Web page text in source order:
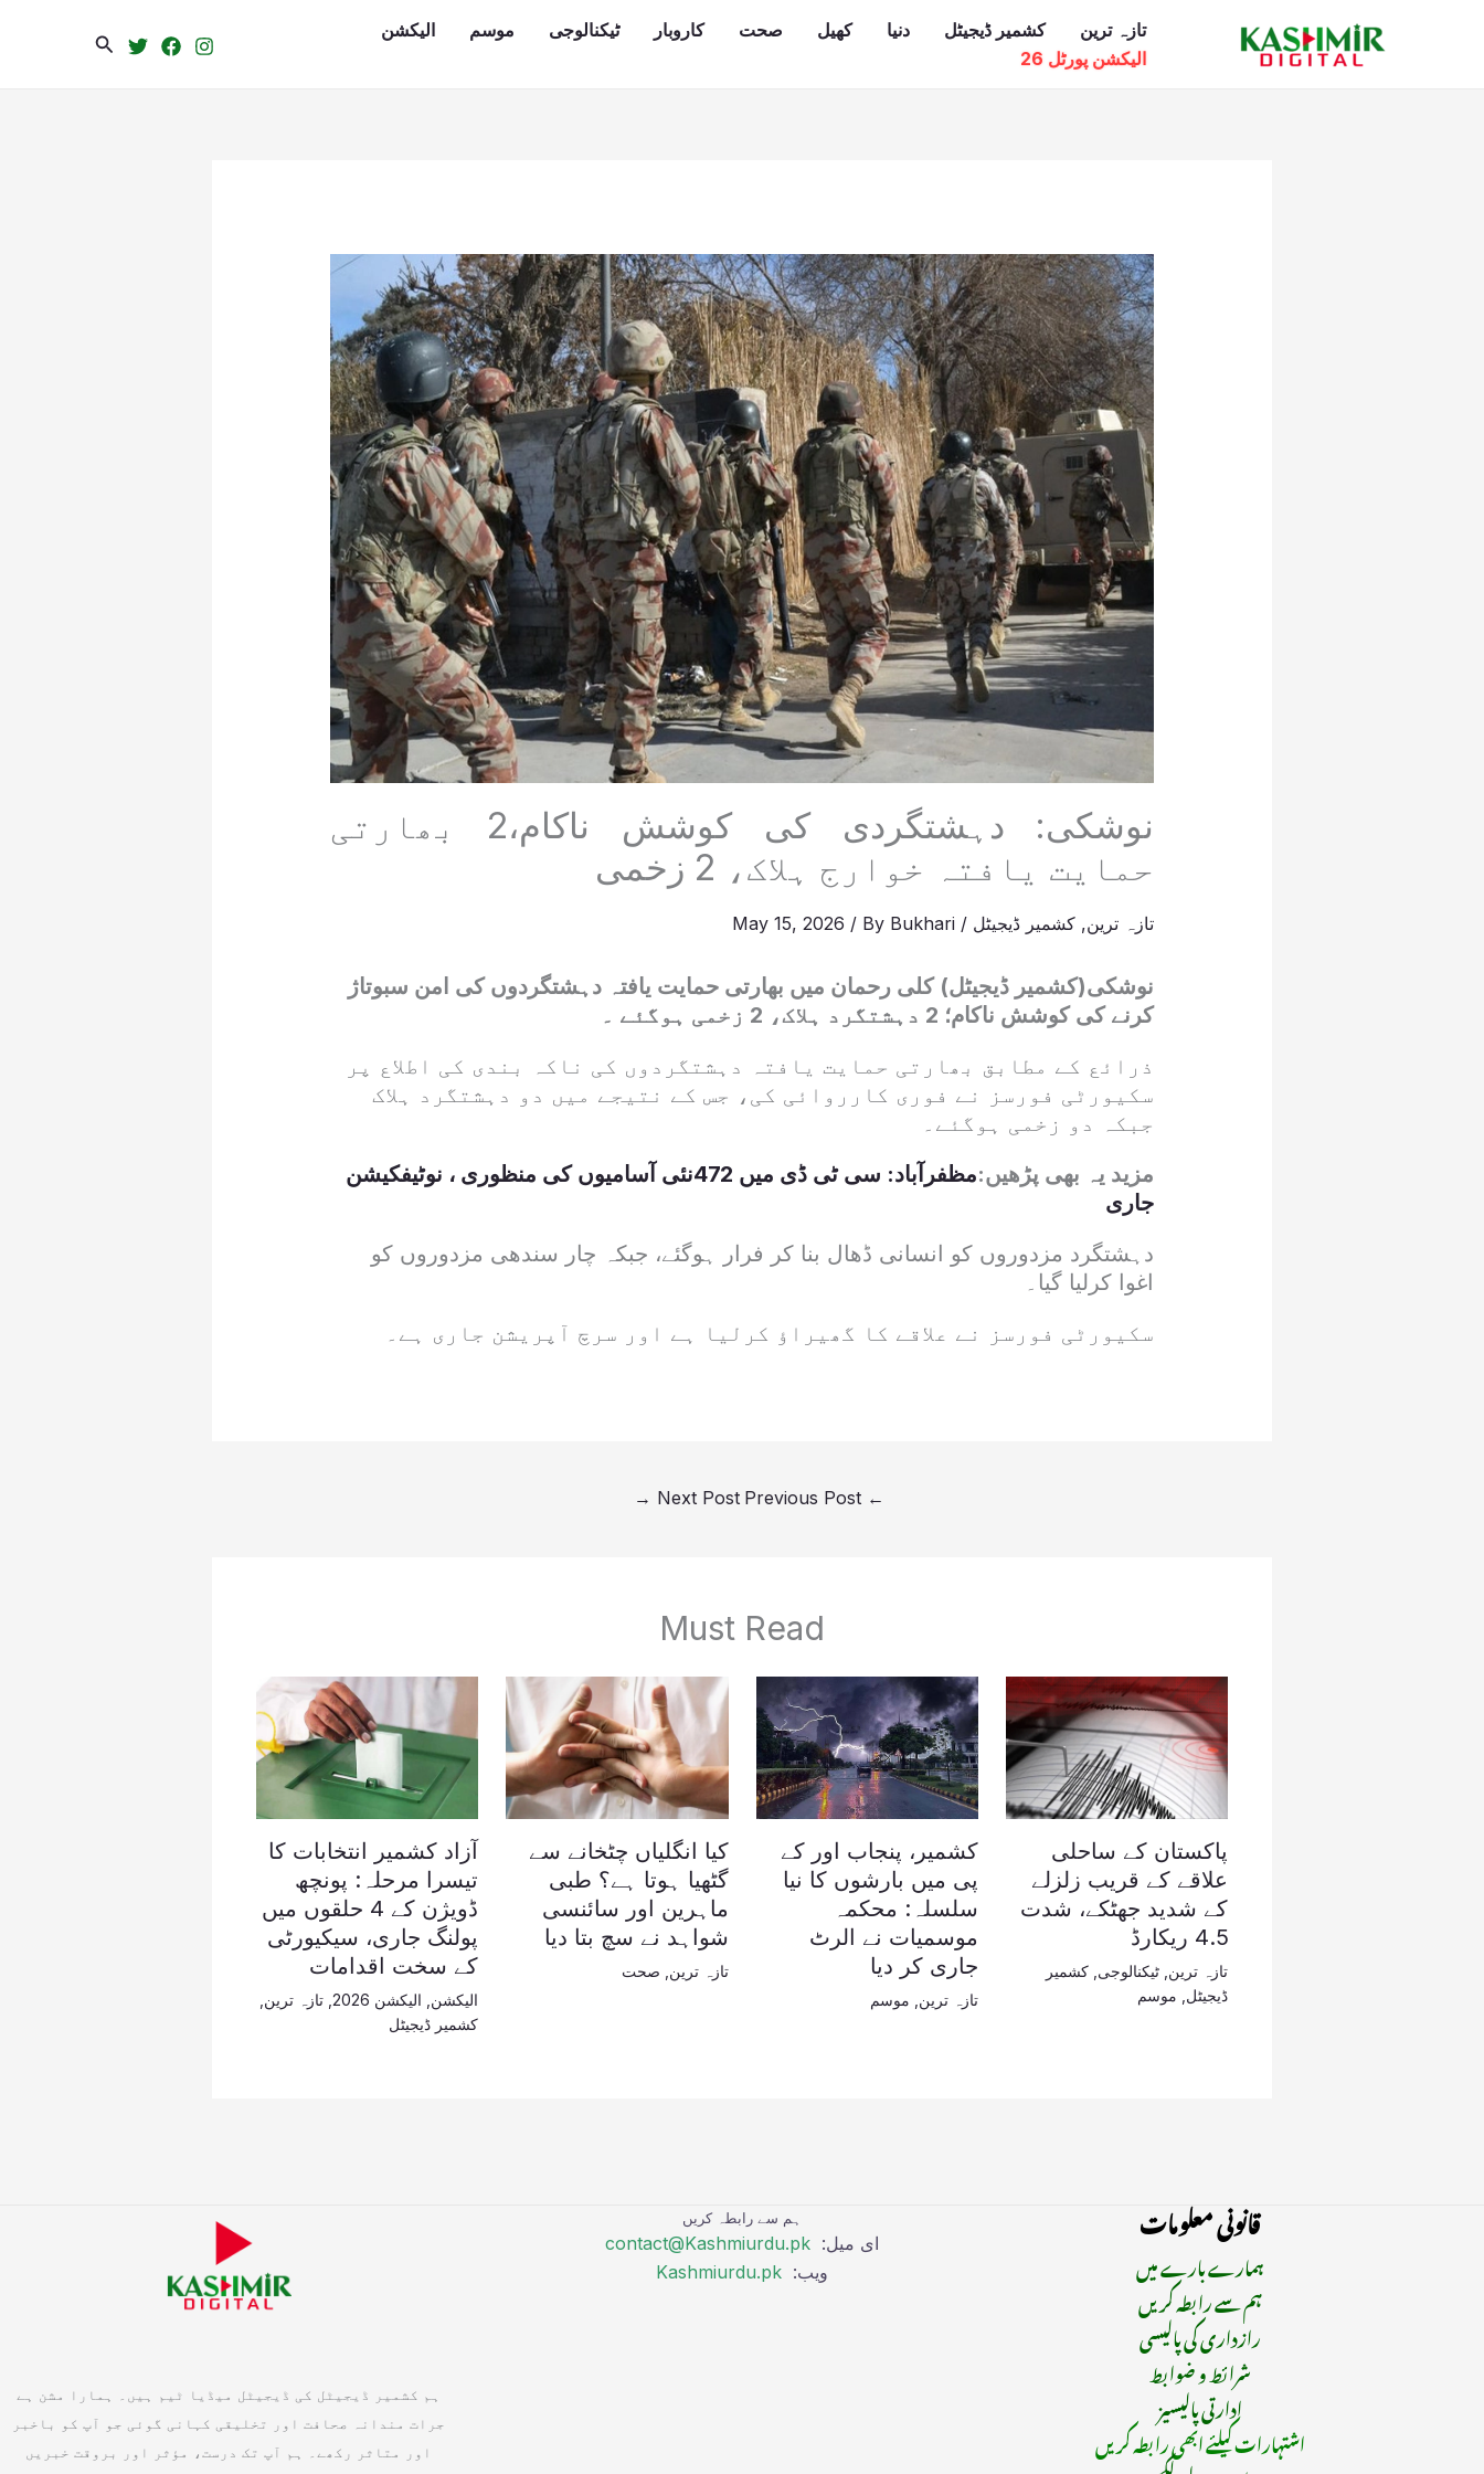
تازہ ترین کشمیر ڈیجیٹل دنیا کھیل صحت کاروبار ٹیکنالوجی موسم
الیکشن
الیکشن پورٹل 26
Search
نوشکی: دہشتگردی کی کوشش ناکام،2 بھارتی
حمایت یافتہ خوارج ہلاک، 2 زخمی
تازہ ترین, کشمیر ڈیجیٹل /
May 15, 2026 / By Bukhari
نوشکی(کشمیر ڈیجیٹل) کلی رحمان میں بھارتی حمایت یافتہ دہشتگردوں کی امن سبوتاژ
کرنے کی کوشش ناکام؛ 2 دہشتگرد ہلاک، 2 زخمی ہوگئے ۔
ذرائع کے مطابق بھارتی حمایت یافتہ دہشتگردوں کی ناکہ بندی کی اطلاع پر
سکیورٹی فورسز نے فوری کارروائی کی، جس کے نتیجے میں دو دہشتگرد ہلاک
جبکہ دو زخمی ہوگئے۔
مزید یہ بھی پڑھیں:
مظفرآباد: سی ٹی ڈی میں 472نئی آسامیوں کی منظوری ، نوٹیفکیشن
جاری
دہشتگرد مزدوروں کو انسانی ڈھال بنا کر فرار ہوگئے، جبکہ چار سندھی مزدوروں کو
اغوا کرلیا گیا۔
سکیورٹی فورسز نے علاقے کا گھیراؤ کرلیا ہے اور سرچ آپریشن جاری ہے۔
←
Next Post
→
Must Read
پاکستان کے ساحلی
علاقے کے قریب زلزلے
کے شدید جھٹکے، شدت
4.5 ریکارڈ
تازہ ترین ٹیکنالوجی کشمیر
ڈیجیٹل موسم
کشمیر، پنجاب اور کے
پی میں بارشوں کا نیا
سلسلہ: محکمہ
موسمیات نے الرٹ
جاری کر دیا
تازہ ترین موسم
کیا انگلیاں چٹخانے سے
گٹھیا ہوتا ہے؟ طبی
ماہرین اور سائنسی
شواہد نے سچ بتا دیا
تازہ ترین صحت
آزاد کشمیر انتخابات کا
تیسرا مرحلہ: پونچھ
ڈویژن کے 4 حلقوں میں
پولنگ جاری، سیکیورٹی
کے سخت اقدامات
الیکشن الیکشن 2026 , تازہ ترین
کشمیر ڈیجیٹل
قانونی معلومات
ہمارے بارے میں
ہم سے رابطہ کریں
رازداری کی پالیسی
شرائط و ضوابط
ادارتی پالیسیز
اشتہارات کیلئے ابھی رابطہ کریں
ہم سے رابطہ کریں
ای میل: contact@Kashmiurdu.pk
ویب: Kashmiurdu.pk
ہم کشمیر ڈیجیٹل کی ڈیجیٹل میڈیا ٹیم ہیں۔ ہمارا مشن ہے
جرات مندانہ صحافت اور تخلیقی کہانی گوئی جو آپ کو باخبر
اور متاثر رکھے۔ ہم آپ تک درست، مؤثر اور بروقت خبریں